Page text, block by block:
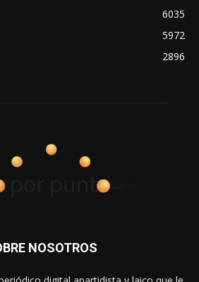
6035
5972
2896
NOSOTROS